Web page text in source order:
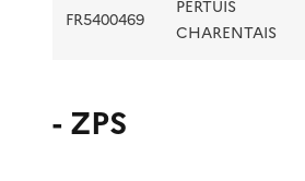
FR5400469
PERTUIS
CHARENTAIS
- ZPS